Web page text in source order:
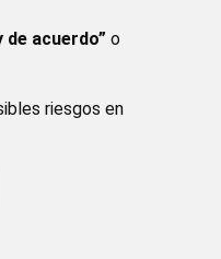
de acuerdo” o
riesgos en